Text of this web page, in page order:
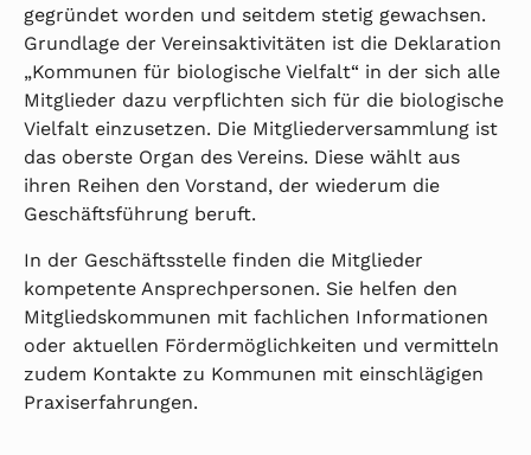
gegründet worden und seitdem stetig gewachsen.
Grundlage der Vereinsaktivitäten ist die Deklaration
„Kommunen für biologische Vielfalt“ in der sich alle
Mitglieder dazu verpflichten sich für die biologische
Vielfalt einzusetzen. Die Mitgliederversammlung ist
das oberste Organ des Vereins. Diese wählt aus
ihren Reihen den Vorstand, der wiederum die
Geschäftsführung beruft.
In der Geschäftsstelle finden die Mitglieder
kompetente Ansprechpersonen. Sie helfen den
Mitgliedskommunen mit fachlichen Informationen
oder aktuellen Fördermöglichkeiten und vermitteln
zudem Kontakte zu Kommunen mit einschlägigen
Praxiserfahrungen.